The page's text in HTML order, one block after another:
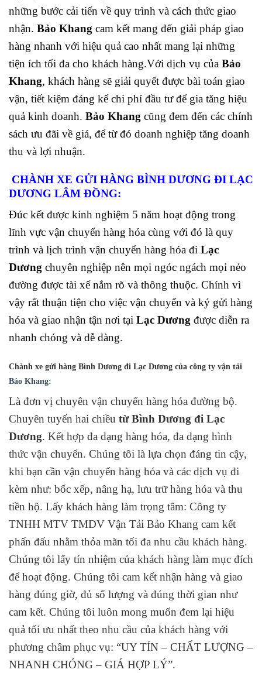
những bước cải tiến về quy trình và cách thức giao
nhận. Bảo Khang cam kết mang đến giải pháp giao
hàng nhanh với hiệu quả cao nhất mang lại những
tiện ích tối đa cho khách hàng.Với dịch vụ của Bảo
Khang, khách hàng sẽ giải quyết được bài toán giao
vận, tiết kiệm đáng kể chi phí đầu tư để gia tăng hiệu
quả kinh doanh. Bảo Khang cũng đem đến các chính
sách ưu đãi về giá, để từ đó doanh nghiệp tăng doanh
thu và lợi nhuận.
CHÀNH XE GỬI HÀNG BÌNH DƯƠNG ĐI LẠC
DƯƠNG LÂM ĐỒNG:
Đúc kết được kinh nghiệm 5 năm hoạt động trong
lĩnh vực vận chuyển hàng hóa cùng với đó là quy
trình và lịch trình vận chuyển hàng hóa đi Lạc
Dương chuyên nghiệp nên mọi ngóc ngách mọi nẻo
đường được tài xế nắm rõ và thông thuộc. Chính vì
vậy rất thuận tiện cho việc vận chuyển và ký gửi hàng
hóa và giao nhận tận nơi tại Lạc Dương được diễn ra
nhanh chóng và dễ dàng.
Chành xe gửi hàng Bình Dương đi Lạc Dương của công ty vận tải
Bảo Khang:
Là đơn vị chuyên vận chuyển hàng hóa đường bộ.
Chuyên tuyến hai chiều từ Bình Dương đi Lạc
Dương. Kết hợp đa dạng hàng hóa, đa dạng hình
thức vận chuyển. Chúng tôi là lựa chọn đáng tin cậy,
khi bạn cần vận chuyển hàng hóa và các dịch vụ đi
kèm như: bốc xếp, nâng hạ, lưu trữ hàng hóa và thu
tiền hộ. Lấy khách hàng làm trọng tâm: Công ty
TNHH MTV TMDV Vận Tải Bảo Khang cam kết
phấn đấu nhằm thỏa mãn tối đa nhu cầu khách hàng.
Chúng tôi lấy tín nhiệm của khách hàng làm mục đích
để hoạt động. Chúng tôi cam kết nhận hàng và giao
hàng đúng giờ, đủ số lượng và đúng thời gian như
cam kết. Chúng tôi luôn mong muốn đem lại hiệu
quả tối ưu nhất theo nhu cầu của khách hàng với
phương châm phục vụ: “UY TÍN – CHẤT LƯỢNG –
NHANH CHÓNG – GIÁ HỢP LÝ”.